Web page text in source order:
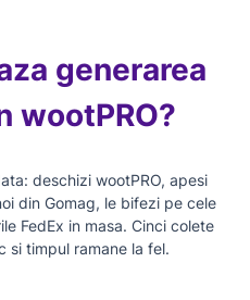
generarea
wootPRO?
deschizi wootPRO, apesi
din Gomag, le bifezi pe cele
FedEx in masa. Cinci colete
si timpul ramane la fel.